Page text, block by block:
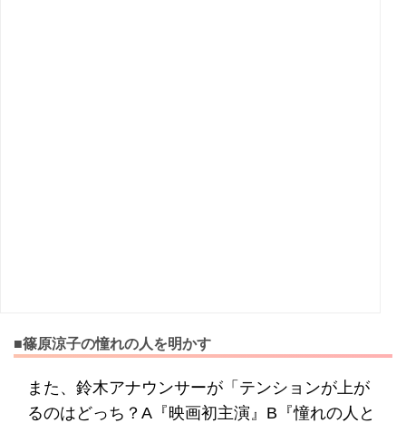
■篠原涼子の憧れの人を明かす
また、鈴木アナウンサーが「テンションが上が
るのはどっち？A『映画初主演』B『憧れの人と